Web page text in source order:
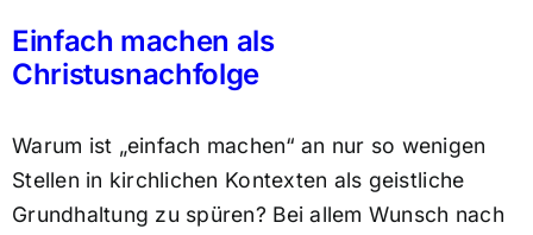
Einfach machen als
Christusnachfolge
Warum ist „einfach machen“ an nur so wenigen
Stellen in kirchlichen Kontexten als geistliche
Grundhaltung zu spüren? Bei allem Wunsch nach